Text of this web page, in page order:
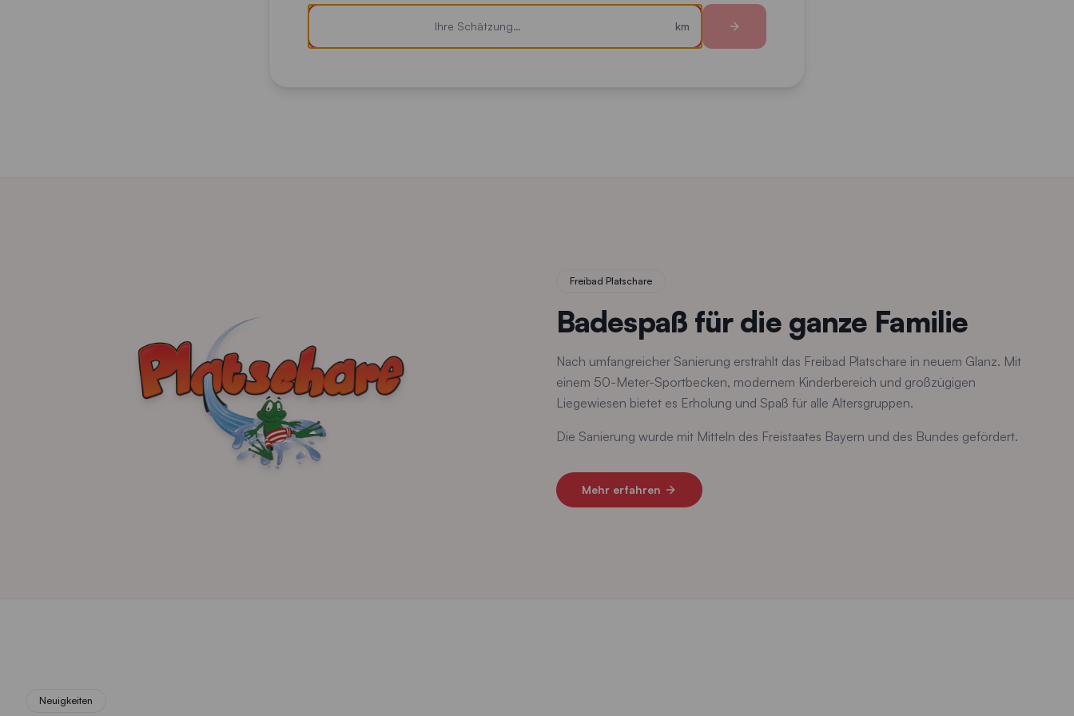
km
Geben Sie Ihre Schätzung als Zahl ein und bestätigen Sie mit Enter oder über den Pfeil-Button.
Freibad Platschare
Badespaß für die ganze Familie
Nach umfangreicher Sanierung erstrahlt das Freibad Platschare in neuem Glanz. Mit
einem 50-Meter-Sportbecken, modernem Kinderbereich und großzügigen
Liegewiesen bietet es Erholung und Spaß für alle Altersgruppen.
Die Sanierung wurde mit Mitteln des Freistaates Bayern und des Bundes gefördert.
Mehr erfahren
Neuigkeiten